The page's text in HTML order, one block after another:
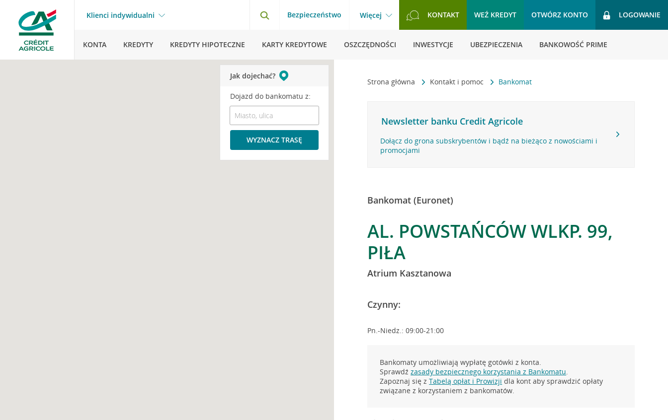
Klienci indywidualni Bezpieczeństwo Więcej KONTAKT WEŹ KREDYT OTWÓRZ KONTO LOGOWANIE
KONTA KREDYTY KREDYTY HIPOTECZNE KARTY KREDYTOWE OSZCZĘDNOŚCI INWESTYCJE UBEZPIECZENIA BANKOWOŚĆ PRIME
Strona główna Kontakt i pomoc Bankomat
Newsletter banku Credit Agricole
Dołącz do grona subskrybentów i bądź na bieżąco z nowościami i
promocjami
Bankomat (Euronet)
AL. POWSTAŃCÓW WLKP. 99,
PIŁA
Atrium Kasztanowa
Czynny:
Pn.-Niedz.: 09:00-21:00
Bankomaty umożliwiają wypłatę gotówki z konta.
Sprawdźzasady bezpiecznego korzystania z Bankomatu.
Zapoznaj się zTabelą opłat i Prowizji dla kont aby sprawdzić opłaty
związane z korzystaniem z bankomatów.
Jak dojechać?
Dojazd do bankomatu z:
WYZNACZ TRASĘ